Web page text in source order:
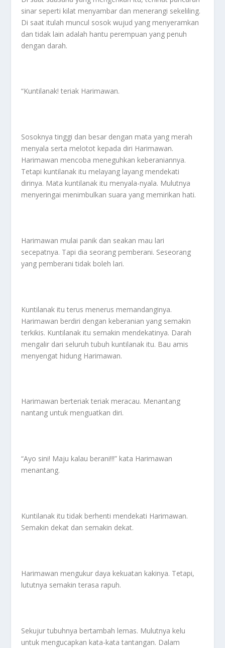
sinar seperti kilat menyambar dan menerangi sekeliling.
Di saat itulah muncul sosok wujud yang menyeramkan
dan tidak lain adalah hantu perempuan yang penuh
dengan darah.
“Kuntilanak! teriak Harimawan.
Sosoknya tinggi dan besar dengan mata yang merah
menyala serta melotot kepada diri Harimawan.
Harimawan mencoba meneguhkan keberaniannya.
Tetapi kuntilanak itu melayang layang mendekati
dirinya. Mata kuntilanak itu menyala-nyala. Mulutnya
menyeringai menimbulkan suara yang memirikan hati.
Harimawan mulai panik dan seakan mau lari
secepatnya. Tapi dia seorang pemberani. Seseorang
yang pemberani tidak boleh lari.
Kuntilanak itu terus menerus memandanginya.
Harimawan berdiri dengan keberanian yang semakin
terkikis. Kuntilanak itu semakin mendekatinya. Darah
mengalir dari seluruh tubuh kuntilanak itu. Bau amis
menyengat hidung Harimawan.
Harimawan berteriak teriak meracau. Menantang
nantang untuk menguatkan diri.
“Ayo sini! Maju kalau berani!!!” kata Harimawan
menantang.
Kuntilanak itu tidak berhenti mendekati Harimawan.
Semakin dekat dan semakin dekat.
Harimawan mengukur daya kekuatan kakinya. Tetapi,
lututnya semakin terasa rapuh.
Sekujur tubuhnya bertambah lemas. Mulutnya kelu
untuk mengucapkan kata-kata tantangan. Dalam